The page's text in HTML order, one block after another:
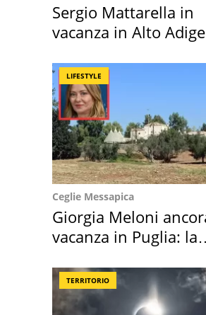
Sergio Mattarella in
vacanza in Alto
LIFESTYLE
Ceglie Messapica
Giorgia Meloni
vacanza in Puglia: la
TERRITORIO